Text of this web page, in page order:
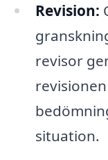
Revision:
revisor
situation.